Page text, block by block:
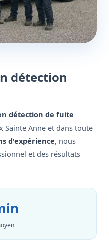
détection
détection de fuite
Sainte Anne et dans toute
d'expérience, nous
et des résultats